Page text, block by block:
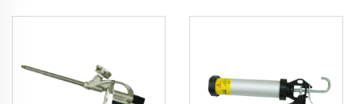
Akriliet Aanheg Nie Giftig
Beton